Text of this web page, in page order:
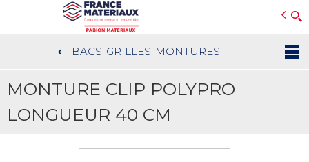
au
contenu
BACS-GRILLES-MONTURES
MONTURE CLIP POLYPRO
LONGUEUR 40 CM